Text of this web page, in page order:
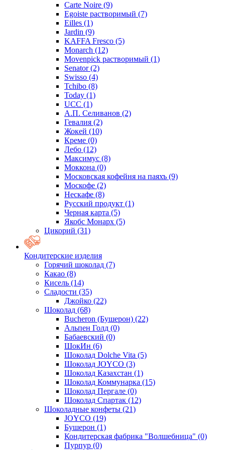
Carte Noire (9)
Egoiste растворимый (7)
Eilles (1)
Jardin (9)
KAFFA Fresco (5)
Monarch (12)
Movenpick растворимый (1)
Senator(2)
Swisso (4)
Tchibo (8)
Today (1)
UCC (1)
А.П. Селиванов (2)
Гевалия (2)
Жокей (10)
Креме (0)
Лебо (12)
Максимус (8)
Моккона (0)
Московская кофейня на паяхъ (9)
Москофе (2)
Нескафе (8)
Русский продукт (1)
Черная карта (5)
Якобс Монарх (5)
Цикорий (31)
Кондитерские изделия
Горячий шоколад (7)
Какао (8)
Кисель (14)
Сладости (35)
Джойко (22)
Шоколад (68)
Bucheron (Бушерон) (22)
Альпен Голд (0)
Бабаевский (0)
ШокИн (6)
Шоколад Dolche Vita (5)
Шоколад JOYCO (3)
Шоколад Казахстан (1)
Шоколад Коммунарка (15)
Шоколад Пергале (0)
Шоколад Спартак (12)
Шоколадные конфеты (21)
JOYCO (19)
Бушерон (1)
Кондитерская фабрика "Волшебница" (0)
Пурпур (0)